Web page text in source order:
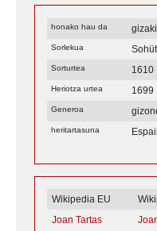
honako hau da gizaki
Sorlekua
Sorturtea 1610
Heriotza urtea 1699
Generoa
heritartasuna
Wikipedia EU
Joan Tartas